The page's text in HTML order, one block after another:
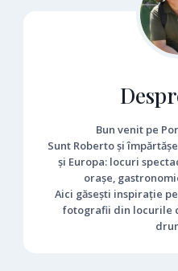
Bun venit pe
Sunt Roberto și
și Europa: locuri
orașe,
Aici găsești inspirație
fotografii din locurile